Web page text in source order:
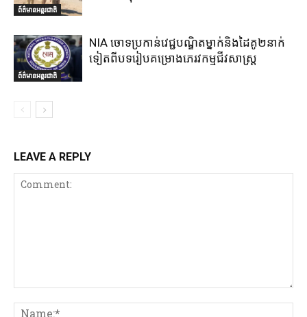
ព័ត៌មានអន្តរជាតិ
ព័ត៌មានអន្តរជាតិ
NIA ចោទប្រកាន់វេជ្ជបណ្ឌិតម្នាក់និងដៃគូ២នាក់
ទៀតពីបទរៀបគម្រោងភេរវកម្មជីវសាស្ត្រ
LEAVE A REPLY